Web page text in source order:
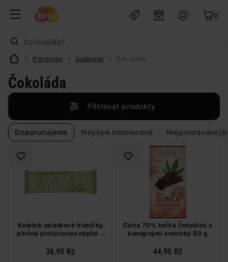
0
Potraviny Sladkosti Čokoláda
Čokoláda
Filtrovat produkty
Doporučujeme Nejlépe hodnocené Nejprodávanější
Kolatch oplatkové trubičky
plněné pistáciovou náplní v
g
36,90 Kč
Carla 70% hořká čokoláda s
konopnými semínky 80 g
44,90 Kč